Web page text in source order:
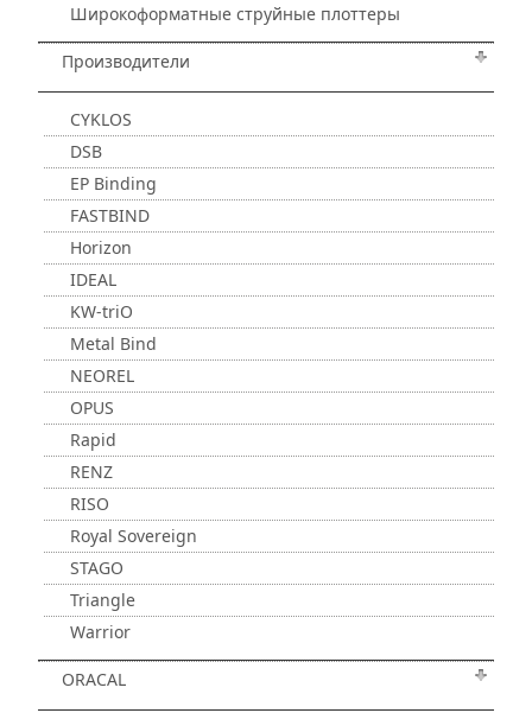
Широкоформатные струйные плоттеры
Производители
CYKLOS
DSB
EP Binding
FASTBIND
Horizon
IDEAL
KW-triO
Metal Bind
NEOREL
OPUS
Rapid
RENZ
RISO
Royal Sovereign
STAGO
Triangle
Warrior
ORACAL